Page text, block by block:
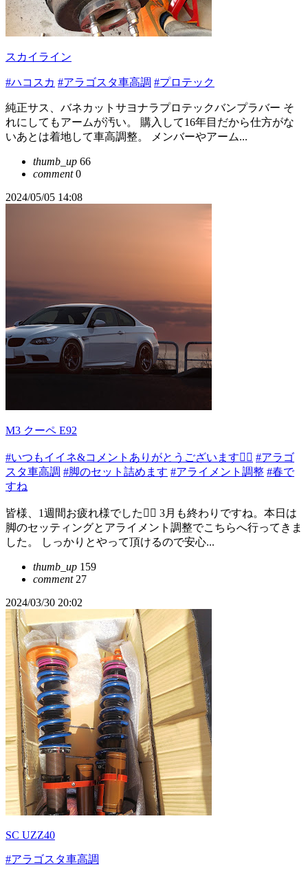
スカイライン
#ハコスカ #アラゴスタ車高調 #プロテック
純正サス、バネカットサヨナラプロテックバンプラバー そ
れにしてもアームが汚い。 購入して16年目だから仕方がな
いあとは着地して車高調整。 メンバーやアーム...
thumb_up 66
comment0
2024/05/05 14:08
M3 クーペ E92
#いつもイイネ&コメントありがとうございます🙇‍♂️ #アラゴ
スタ車高調 #脚のセット詰めます #アライメント調整 #春で
すね
皆様、1週間お疲れ様でした🙇‍♂️ 3月も終わりですね。本日は
脚のセッティングとアライメント調整でこちらへ行ってきま
した。 しっかりとやって頂けるので安心...
thumb_up 159
comment27
2024/03/30 20:02
SC UZZ40
#アラゴスタ車高調